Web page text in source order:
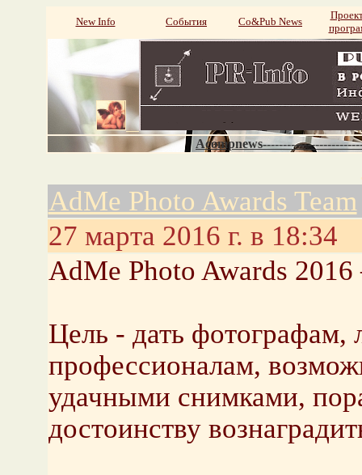
New Info События Со&Pub News
AdMe Photo Awards Team
27 марта 2016 г. в 18:34
AdMe Photo Awards
Цель - дать фотографам,
профессионалам,
удачными снимками,
достоинству